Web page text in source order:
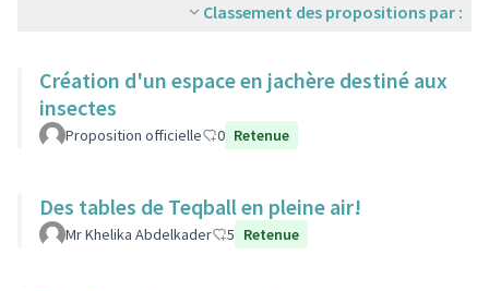
Classement des propositions par :
Création d'un espace en jachère destiné aux
insectes
Proposition officielle 0 Retenue
Des tables de Teqball en pleine air!
Mr Khelika Abdelkader 5 Retenue